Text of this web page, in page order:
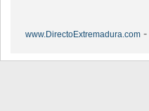
www.DirectoExtremadura.com -